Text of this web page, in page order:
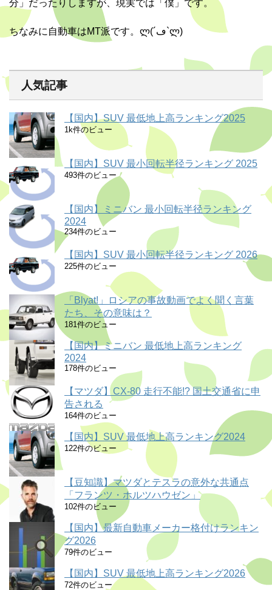
分」だったりしますが、現実では「僕」です。
ちなみに自動車はMT派です。ლ(´ڡ`ლ)
人気記事
【国内】SUV 最低地上高ランキング2025
1k件のビュー
【国内】SUV 最小回転半径ランキング 2025
493件のビュー
【国内】ミニバン 最小回転半径ランキング
2024
234件のビュー
【国内】SUV 最小回転半径ランキング 2026
225件のビュー
「Blyat!」ロシアの事故動画でよく聞く言葉
たち、その意味は？
181件のビュー
【国内】ミニバン 最低地上高ランキング
2024
178件のビュー
【マツダ】CX-80 走行不能!? 国土交通省に申
告される
164件のビュー
【国内】SUV 最低地上高ランキング2024
122件のビュー
【豆知識】マツダとテスラの意外な共通点
「フランツ・ホルツハウゼン」
102件のビュー
【国内】最新自動車メーカー格付けランキン
グ2026
79件のビュー
【国内】SUV 最低地上高ランキング2026
72件のビュー